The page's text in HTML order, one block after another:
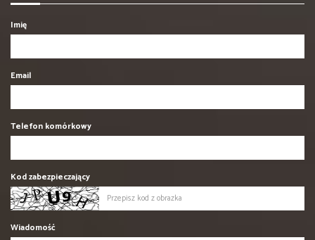
Imię
Email
Telefon komórkowy
Kod zabezpieczający
Wiadomość